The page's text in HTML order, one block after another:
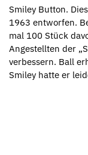
Smiley Button.
1963 entworfen.
mal 100 Stück
Angestellten der
verbessern. Ball
Smiley hatte er